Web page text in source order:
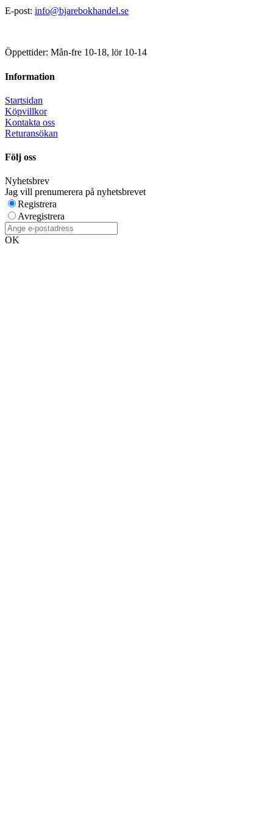
E-post: info@bjarebokhandel.se
Öppettider: Mån-fre 10-18, lör 10-14
Information
Startsidan
Köpvillkor
Kontakta oss
Returansökan
Följ oss
Nyhetsbrev
Jag vill prenumerera på nyhetsbrevet
Registrera
Avregistrera
OK